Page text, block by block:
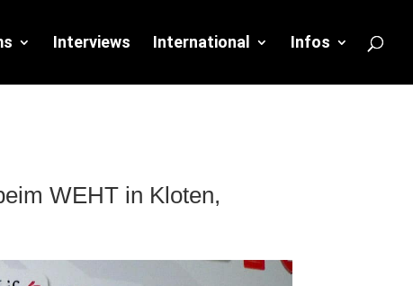
Interviews International Infos
WEHT in Kloten,